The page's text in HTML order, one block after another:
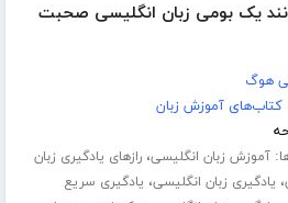
یک بومی زبان انگلیسی صحبت
هوگ
کتاب‌های آموزش زبان
آموزش زبان انگلیسی،رازهای یادگیری زبان
، یادگیری زبان انگلیسی، یادگیری سریع